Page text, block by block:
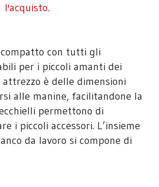
l'acquisto.
con tutti gli
per i piccoli amanti dei
è delle dimensioni
alle manine, facilitandone la
permettono di
i piccoli accessori. L’insieme
da lavoro si compone di